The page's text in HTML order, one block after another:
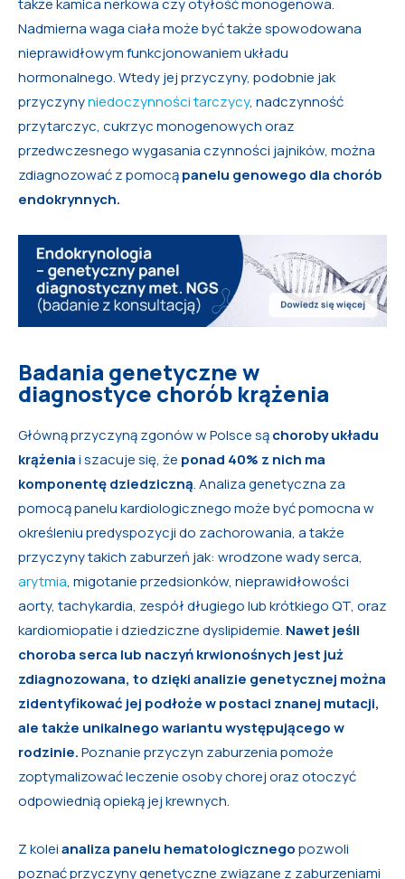
także kamica nerkowa czy otyłość monogenowa.
Nadmierna waga ciała może być także spowodowana
nieprawidłowym funkcjonowaniem układu
hormonalnego. Wtedy jej przyczyny, podobnie jak
przyczynyniedoczynności tarczycy, nadczynność
przytarczyc, cukrzyc monogenowych oraz
przedwczesnego wygasania czynności jajników, można
zdiagnozować z pomocąpanelu genowego dla chorób
endokrynnych.
Badania genetyczne w
diagnostyce chorób krążenia
Główną przyczyną zgonów w Polsce sąchoroby układu
krążeniai szacuje się, że ponad 40% z nich ma
komponentę dziedziczną. Analiza genetyczna za
pomocą panelu kardiologicznego może być pomocna w
określeniu predyspozycji do zachorowania, a także
przyczyny takich zaburzeń jak: wrodzone wady serca,
arytmia, migotanie przedsionków, nieprawidłowości
aorty, tachykardia, zespół długiego lub krótkiego QT, oraz
kardiomiopatie i dziedziczne dyslipidemie. Nawet jeśli
choroba serca lub naczyń krwionośnych jest już
zdiagnozowana, to dzięki analizie genetycznej można
zidentyfikować jej podłoże w postaci znanej mutacji,
ale także unikalnego wariantu występującego w
rodzinie.Poznanie przyczyn zaburzenia pomoże
zoptymalizować leczenie osoby chorej oraz otoczyć
odpowiednią opieką jej krewnych.
Z koleianaliza panelu hematologicznegopozwoli
poznać przyczyny genetyczne związane z zaburzeniami